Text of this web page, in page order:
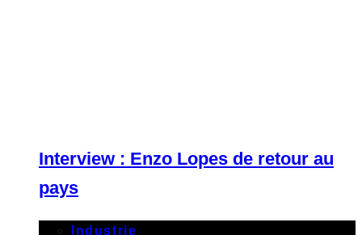
Interview : Enzo Lopes de retour au
pays
Industrie